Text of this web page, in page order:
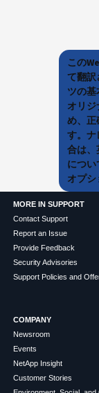
この
て翻訳
ツの基
オリ
め、正
す。ナ
合は、
につ
オプシ
MORE IN SUPPORT
Contact Support
Report an Issue
Provide Feedback
Security Advisories
Support Policies and
COMPANY
Newsroom
Events
NetApp Insight
Customer Stories